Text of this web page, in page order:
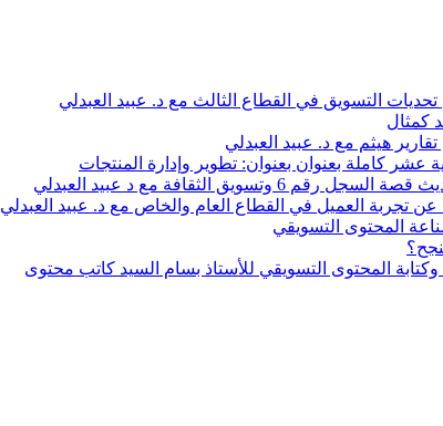
التسويق في القطاع الثالث مع د. عبيد العبدلي
كمثال
هيثم مع د. عبيد العبدلي
عشر كاملة بعنوان بعنوان: تطوير وإدارة المنتجات
الثقافة مع د عبيد العبدلي
تجربة العميل في القطاع العام والخاص مع د. عبيد العبدلي
المحتوى التسويقي
المحتوى التسويقي للأستاذ بسام السيد كاتب محتوى